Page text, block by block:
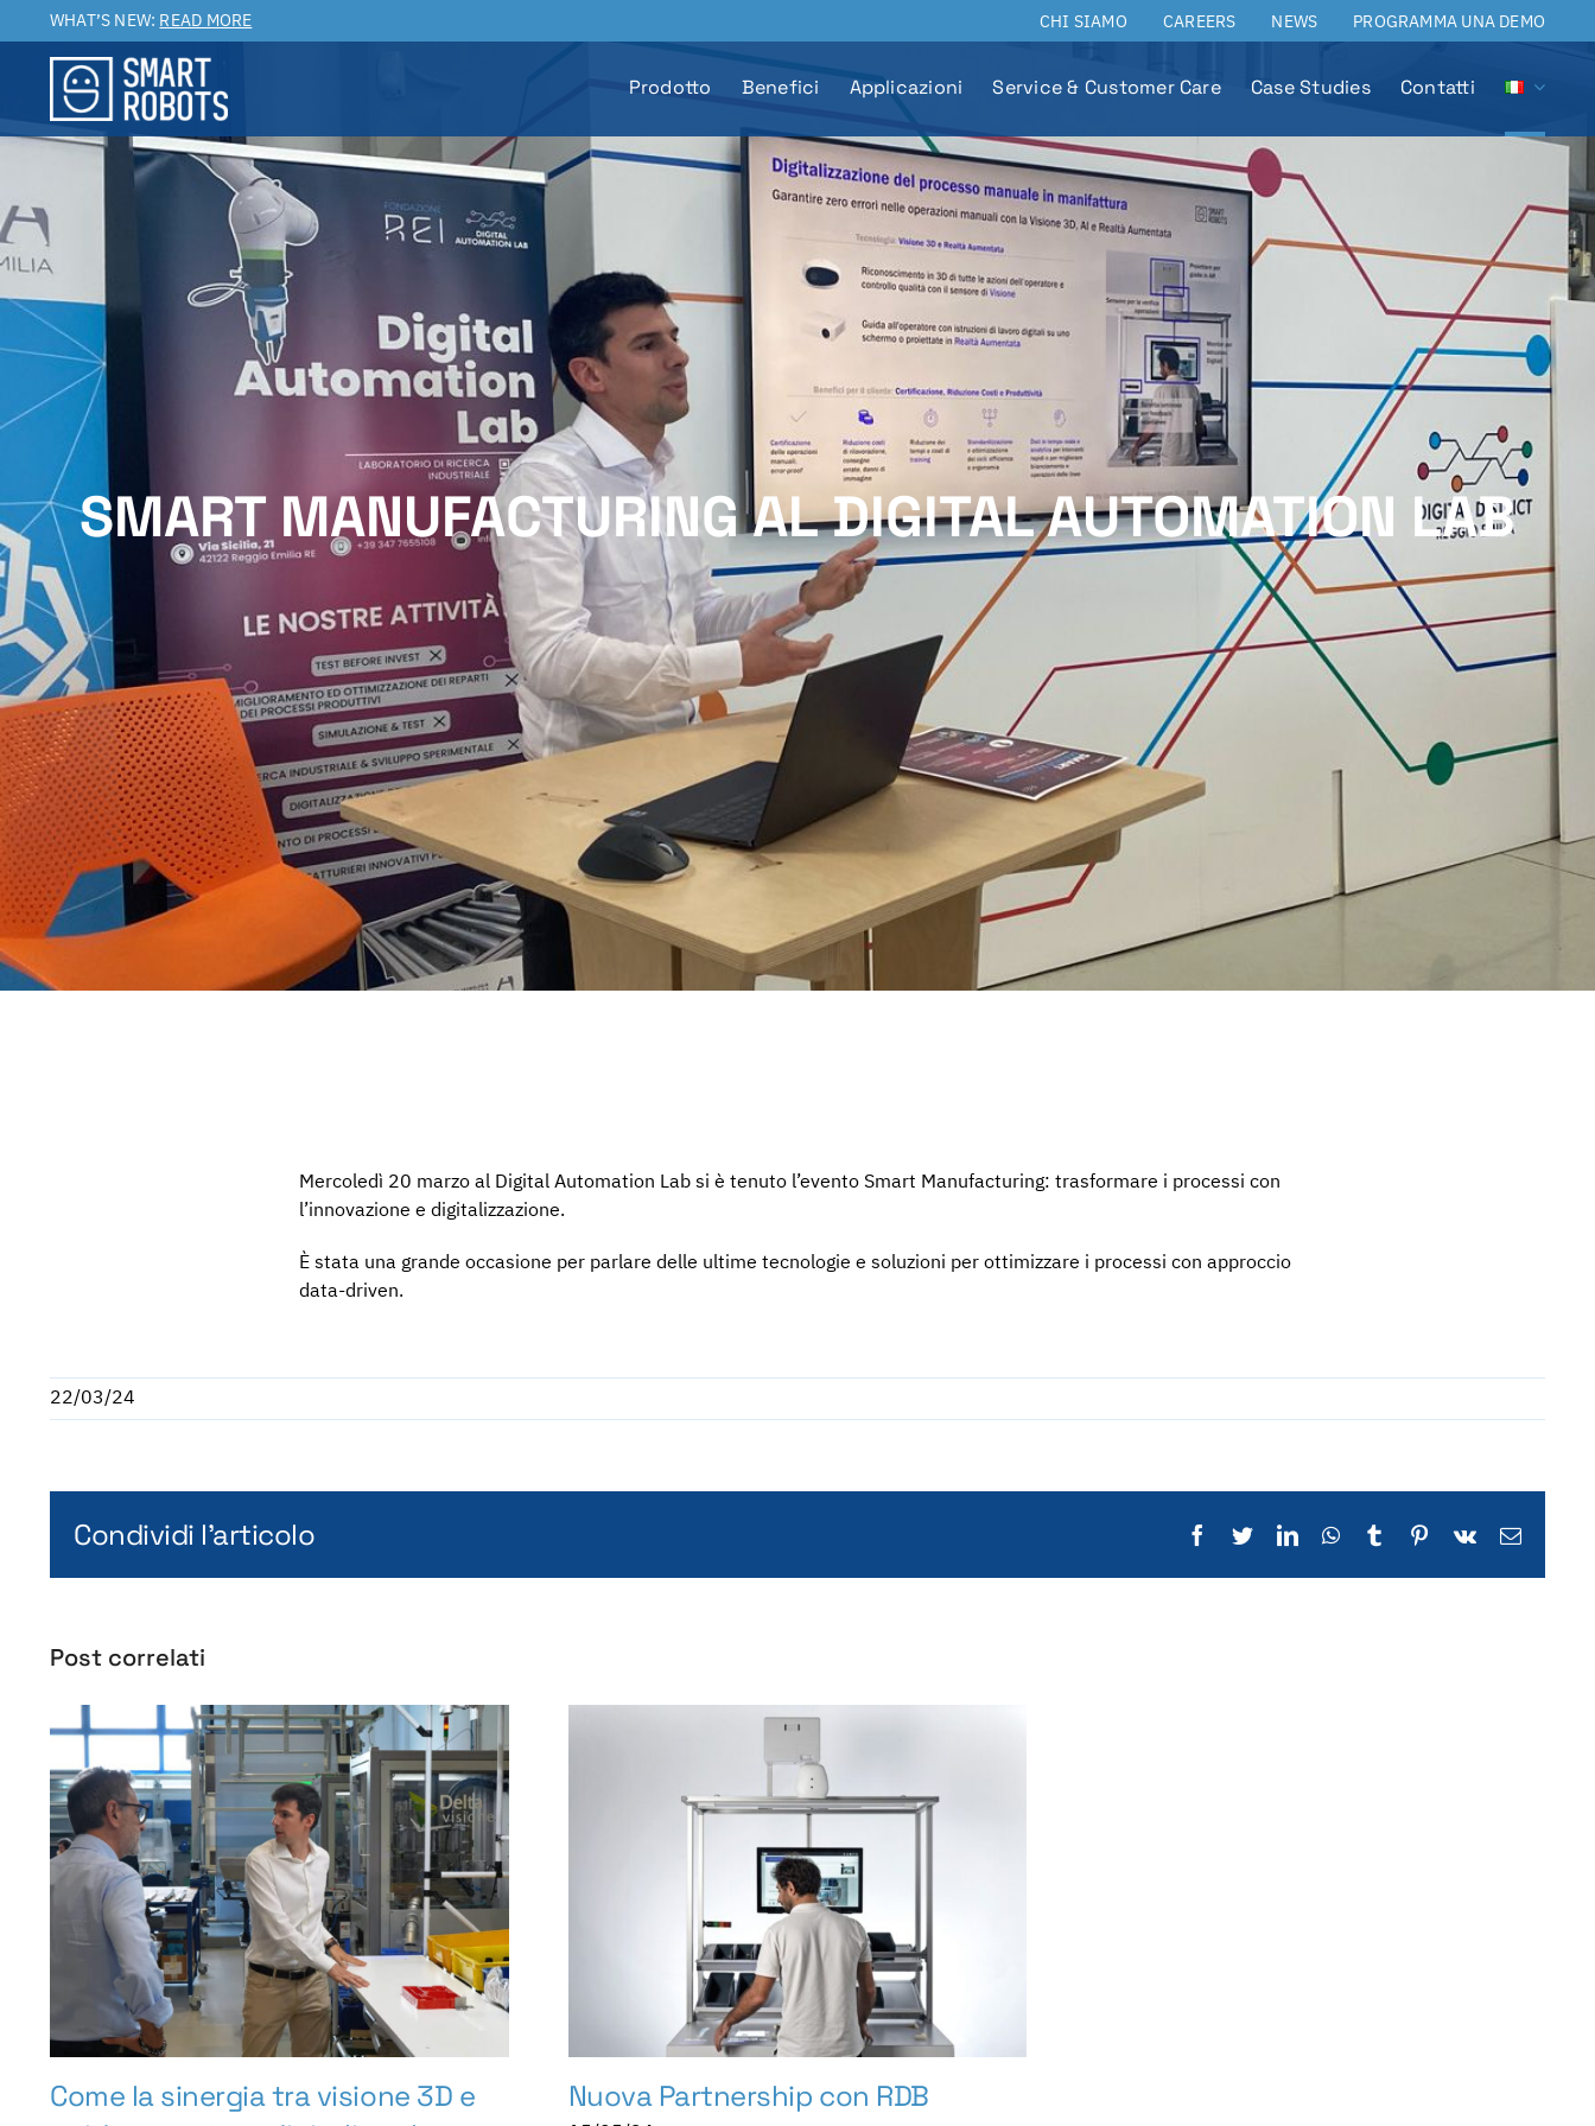
al
contenuto
WHAT’S NEW: READ MORE CHI SIAMO CAREERS NEWS PROGRAMMA UNA DEMO
Prodotto Benefici Applicazioni Service & Customer Care Case Studies Contatti
SMART MANUFACTURING AL DIGITAL AUTOMATION LAB
Mercoledì 20 marzo al Digital Automation Lab si è tenuto l’evento Smart Manufacturing: trasformare i processi con
l’innovazione e digitalizzazione.
È stata una grande occasione per parlare delle ultime tecnologie e soluzioni per ottimizzare i processi con approccio
data-driven.
22/03/24
Condividi l'articolo Facebook
TwitterLinkedInWhatsApp
TumblrPinterest
Vk Email
Post correlati
Come la sinergia tra visione 3D e
Nuova Partnership con RDB